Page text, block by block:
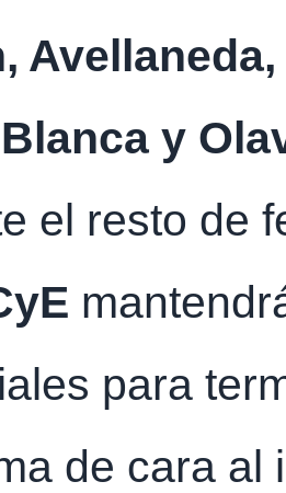
y
el resto de
para
de cara al